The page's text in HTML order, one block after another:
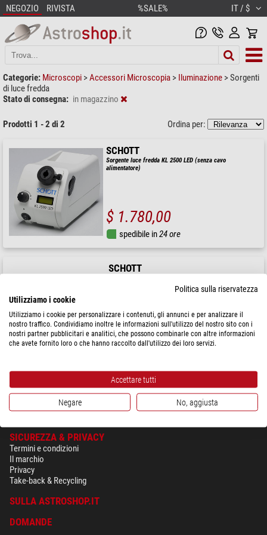
NEGOZIO RIVISTA %SALE% IT / $
Categorie: Microscopi >Accessori Microscopia > Iluminazione >Sorgenti
di luce fredda
Stato di consegna: in magazzino
Prodotti 1 - 2 di 2 Ordina per:
SCHOTT
Sorgente luce fredda KL 2500 LED (senza cavo
alimentatore)
$ 1.780,00
spedibile in24 ore
SCHOTT
$ 550,00
SICUREZZA & PRIVACY
Termini e condizioni
Il marchio
Privacy
Take-back & Recycling
SULLA ASTROSHOP.IT
DOMANDE
Politica sulla riservatezza
Utilizziamo i cookie
Utilizziamo i cookie per personalizzare i contenuti, gli annunci e per analizzare il
nostro traffico. Condividiamo inoltre le informazioni sull'utilizzo del nostro sito con i
nostri partner pubblicitari e analitici, che possono combinarle con altre informazioni
che avete fornito loro o che hanno raccolto dall'utilizzo dei loro servizi.
Accettare tutti
Negare No, aggiusta